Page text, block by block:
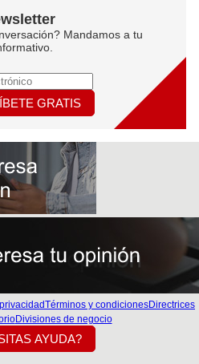
Mandamos a tu
GRATIS
Términos y condicionesDirectrices
Divisiones de negocio
AYUDA?